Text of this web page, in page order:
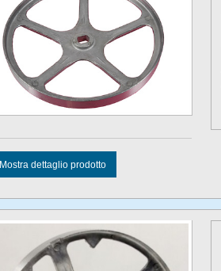
Mostra dettaglio prodotto